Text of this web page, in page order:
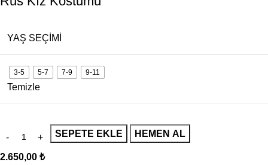
YAŞ SEÇIMI
3-5 5-7 7-9 9-11
Temizle
SEPETE EKLE HEMEN AL
2.650,00 ₺